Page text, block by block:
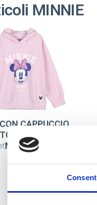
Consent
MINNIE
CAPPUCCIO
BRUSHED
MINNIE
2900000382